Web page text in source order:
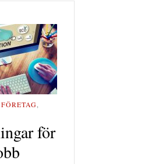
FÖRETAG
för